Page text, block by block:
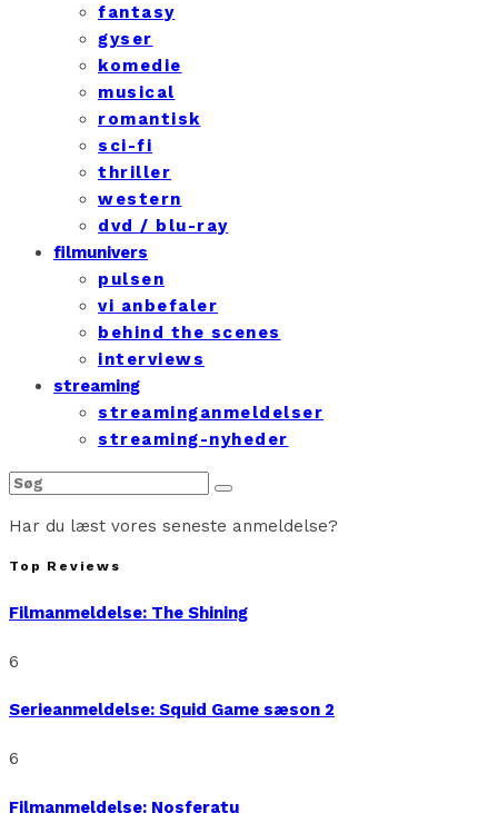
fantasy
gyser
komedie
musical
romantisk
sci-fi
thriller
western
dvd / blu-ray
filmunivers
pulsen
vi anbefaler
behind the scenes
interviews
streaming
streaminganmeldelser
streaming-nyheder
Har du læst vores seneste anmeldelse?
Top Reviews
Filmanmeldelse: The Shining
6
Serieanmeldelse: Squid Game sæson 2
6
Filmanmeldelse: Nosferatu